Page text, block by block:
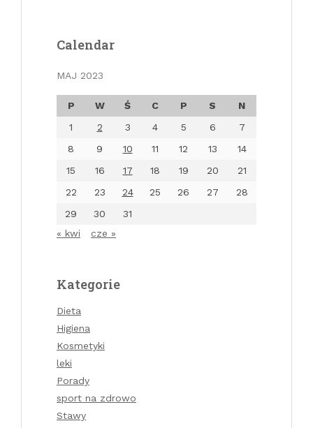
Calendar
MAJ 2023
P W Ś C P S
N
1
2 3 4 5 6
7
8
9 10 11 12 13
14
15
16 17 18 19 20
21
22
23 24 25 26 27
28
29
30
31
« kwi
cze »
Kategorie
Dieta
Higiena
Kosmetyki
leki
Porady
sport na zdrowo
Stawy